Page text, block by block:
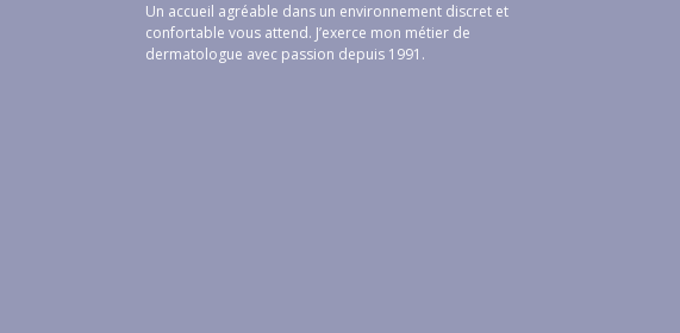
Un accueil agréable dans un environnement discret et
confortable vous attend. J’exerce mon métier de
dermatologue avec passion depuis 1991.